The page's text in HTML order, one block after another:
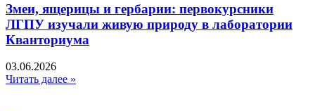
Змеи, ящерицы и гербарии: первокурсники
ЛГПУ изучали живую природу в лаборатории
Кванториума
03.06.2026
Читать далее »